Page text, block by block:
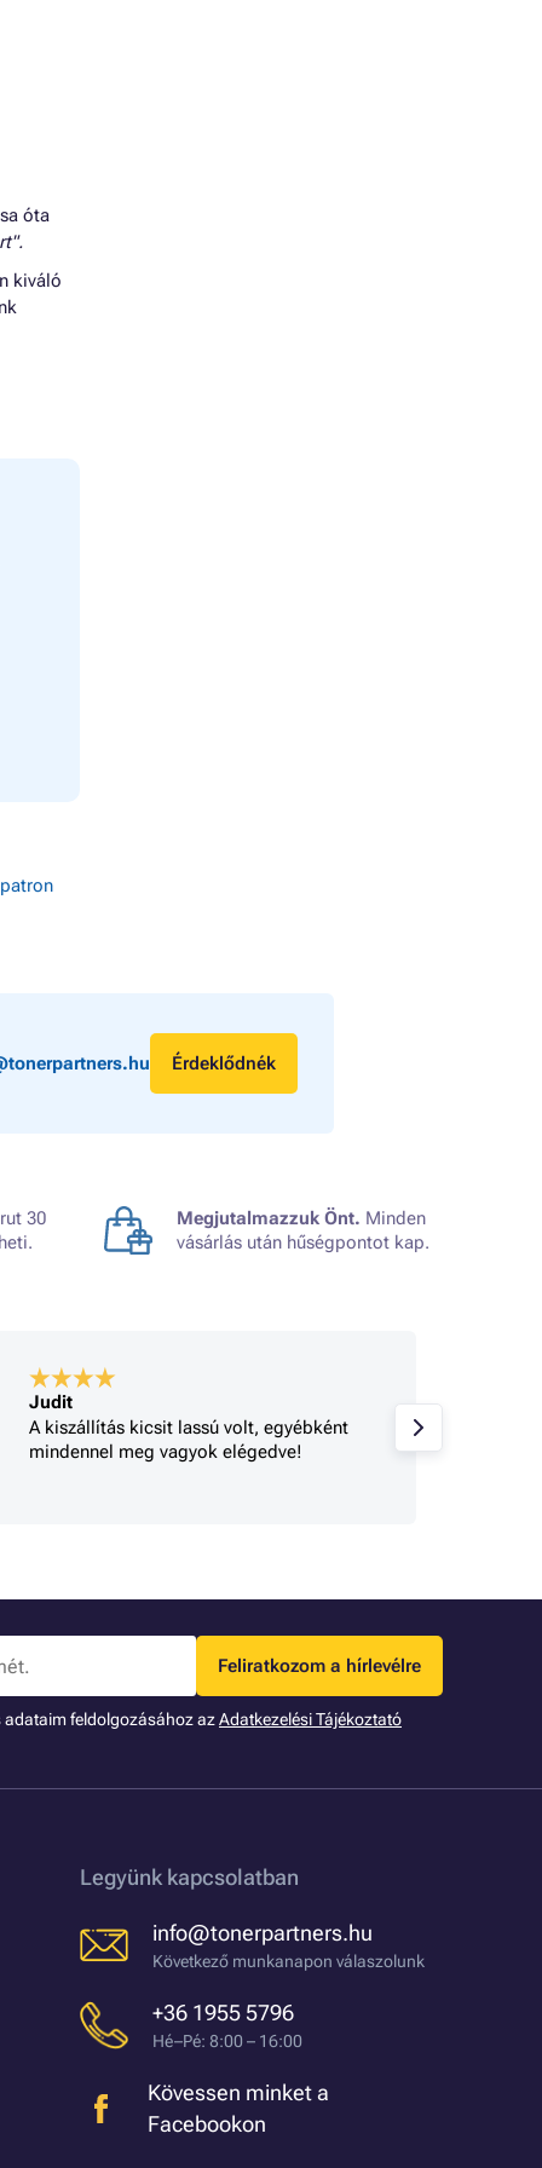
óta
kiváló
Érdeklődnék
30
Megjutalmazzuk Önt. Minden
vásárlás után hűségpontot kap.
Judit
A kiszállítás kicsit lassú volt, egyébként
mindennel meg vagyok elégedve!
Feliratkozom a hírlevélre
adataim feldolgozásához azAdatkezelési Tájékoztató
Legyünk kapcsolatban
info@tonerpartners.hu
Következő munkanapon válaszolunk
+36 1955 5796
Hé–Pé: 8:00 – 16:00
Kövessen minket a
Facebookon